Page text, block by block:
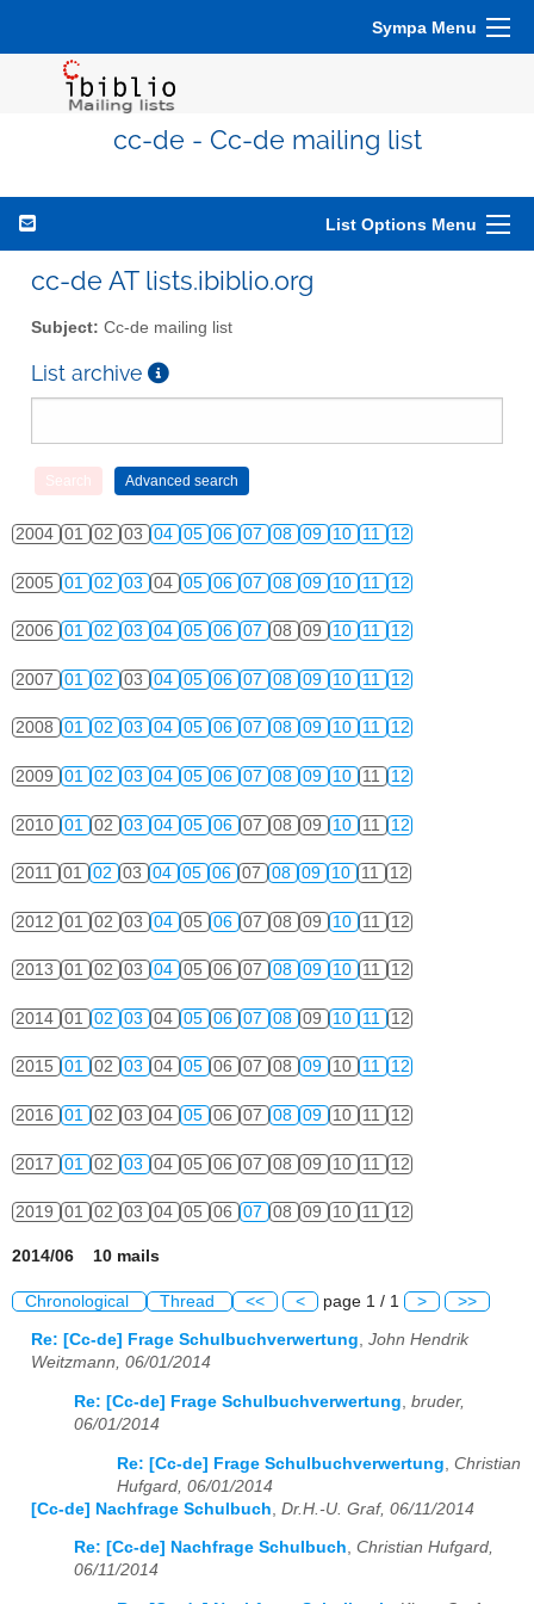
Sympa Menu
cc-de - Cc-de mailing list
List Options Menu
cc-de AT lists.ibiblio.org
Subject: Cc-de mailing list
List archive
2004 01 02 03 04 05 06 07 08 09 10 11 12
2005 01 02 03 04 05 06 07 08 09 10 11 12
2006 01 02 03 04 05 06 07 08 09 10 11 12
2007 01 02 03 04 05 06 07 08 09 10 11 12
2008 01 02 03 04 05 06 07 08 09 10 11 12
2009 01 02 03 04 05 06 07 08 09 10 11 12
2010 01 02 03 04 05 06 07 08 09 10 11 12
2011 01 02 03 04 05 06 07 08 09 10 11 12
2012 01 02 03 04 05 06 07 08 09 10 11 12
2013 01 02 03 04 05 06 07 08 09 10 11 12
2014 01 02 03 04 05 06 07 08 09 10 11 12
2015 01 02 03 04 05 06 07 08 09 10 11 12
2016 01 02 03 04 05 06 07 08 09 10 11 12
2017 01 02 03 04 05 06 07 08 09 10 11 12
2019 01 02 03 04 05 06 07 08 09 10 11 12
2014/06 10 mails
Chronological Thread << < page 1 / 1 > >>
Re: [Cc-de] Frage Schulbuchverwertung, John Hendrik
Weitzmann, 06/01/2014
Re: [Cc-de] Frage Schulbuchverwertung, bruder,
06/01/2014
Re: [Cc-de] Frage Schulbuchverwertung Christian
Hufgard, 06/01/2014
[Cc-de] Nachfrage Schulbuch Dr.H.-U. Graf, 06/11/2014
Re: [Cc-de] Nachfrage Schulbuch, Christian Hufgard,
06/11/2014